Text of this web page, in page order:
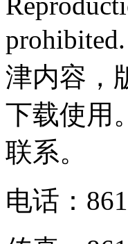
津内容，
下载使用
联系。
电话：